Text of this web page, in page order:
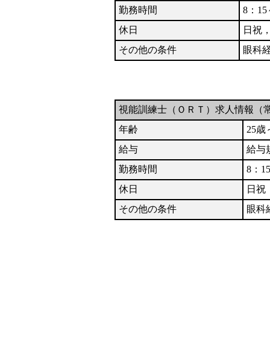
勤務時間
8：15
休日
日祝
その他の条件
眼科
視能訓練士（ＯＲＴ）求人情報（
年齢
25歳
給与
給与
勤務時間
8：
休日
日祝
その他の条件
眼科